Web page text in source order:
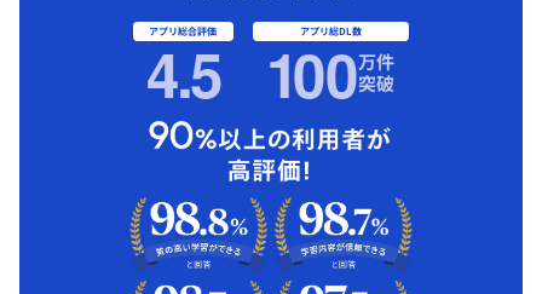
アプリ総合評価
4.5 アプリ総DL数
100万件
突破